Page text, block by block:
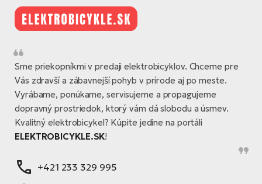
Sme priekopníkmi v predaji elektrobicyklov. Chceme pre
Vás zdravší a zábavnejší pohyb v prírode aj po meste.
Vyrábame, ponúkame, servisujeme a propagujeme
dopravný prostriedok, ktorý vám dá slobodu a úsmev.
Kvalitný elektrobicykel? Kúpite jedine na portáli
ELEKTROBICYKLE.SK!
+421 233 329 995